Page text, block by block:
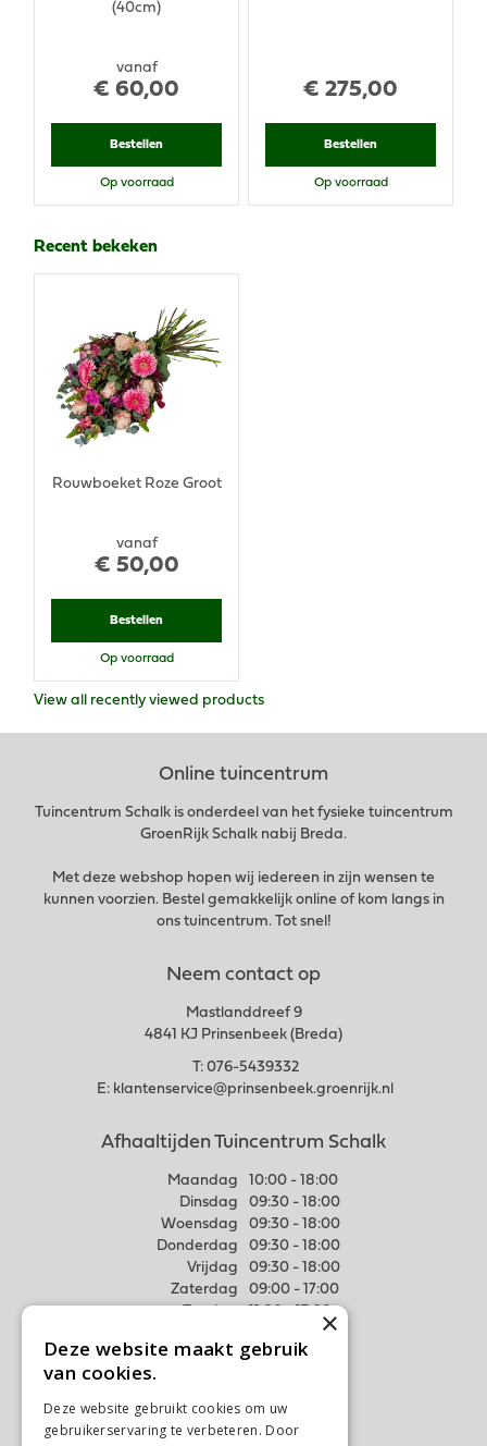
vanaf
€ 60,00
(40cm)
Bestellen
Op voorraad
€ 275,00
Bestellen
Op voorraad
Recent bekeken
vanaf
€ 50,00
Rouwboeket Roze Groot
Bestellen
Op voorraad
View all recently viewed products
Online tuincentrum
Tuincentrum Schalk is onderdeel van het fysieke tuincentrum
GroenRijk Schalk nabij Breda.
Met deze webshop hopen wij iedereen in zijn wensen te
kunnen voorzien. Bestel gemakkelijk online of kom langs in
ons tuincentrum. Tot snel!
Neem contact op
Mastlanddreef 9
4841 KJ Prinsenbeek (Breda)
T: 076-5439332
E: klantenservice@prinsenbeek.groenrijk.nl
Afhaaltijden Tuincentrum Schalk
Maandag
10:00 - 18:00
Dinsdag
09:30 - 18:00
Woensdag
09:30 - 18:00
Donderdag
09:30 - 18:00
Vrijdag
09:30 - 18:00
Zaterdag
09:00 - 17:00
Meer weten
Algemene voorwaarden
Privacy Statement
×
Deze website maakt gebruik
van cookies.
Deze website gebruikt cookies om uw
gebruikerservaring te verbeteren. Door